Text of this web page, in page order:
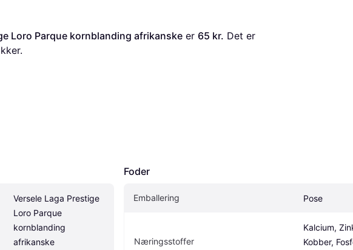
Loro Parque kornblanding afrikanske er 65 kr. Det er
Versele Laga Prestige
Loro Parque
kornblanding
afrikanske
Foder
Emballering Pose
Næringsstoffer
Kalcium,
Kobber,